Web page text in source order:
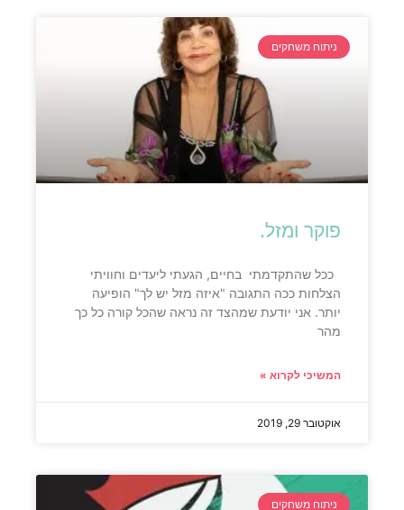
ניתוח משחקים
פוקר ומזל.
ככל שהתקדמתי בחיים, הגעתי ליעדים וחוויתי
הצלחות ככה התגובה "איזה מזל יש לך" הופיעה
יותר. אני יודעת שמהצד זה נראה שהכל קורה כל כך
מהר
המשיכי לקרוא »
אוקטובר 29, 2019
ניתוח משחקים